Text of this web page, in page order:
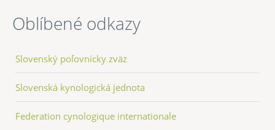
Oblíbené odkazy
Slovenský poľovnícky zväz
Slovenská kynologická jednota
Federation cynologique internationale